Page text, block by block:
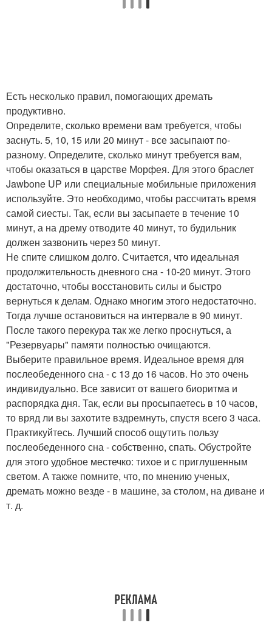
Есть несколько правил, помогающих дремать
продуктивно.
Определите, сколько времени вам требуется, чтобы
заснуть. 5, 10, 15 или 20 минут - все засыпают по-
разному. Определите, сколько минут требуется вам,
чтобы оказаться в царстве Морфея. Для этого браслет
Jawbone UP или специальные мобильные приложения
используйте. Это необходимо, чтобы рассчитать время
самой сиесты. Так, если вы засыпаете в течение 10
минут, а на дрему отводите 40 минут, то будильник
должен зазвонить через 50 минут.
Не спите слишком долго. Считается, что идеальная
продолжительность дневного сна - 10-20 минут. Этого
достаточно, чтобы восстановить силы и быстро
вернуться к делам. Однако многим этого недостаточно.
Тогда лучше остановиться на интервале в 90 минут.
После такого перекура так же легко проснуться, а
"Резервуары" памяти полностью очищаются.
Выберите правильное время. Идеальное время для
послеобеденного сна - с 13 до 16 часов. Но это очень
индивидуально. Все зависит от вашего биоритма и
распорядка дня. Так, если вы просыпаетесь в 10 часов,
то вряд ли вы захотите вздремнуть, спустя всего 3 часа.
Практикуйтесь. Лучший способ ощутить пользу
послеобеденного сна - собственно, спать. Обустройте
для этого удобное местечко: тихое и с приглушенным
светом. А также помните, что, по мнению ученых,
дремать можно везде - в машине, за столом, на диване и
т. д.